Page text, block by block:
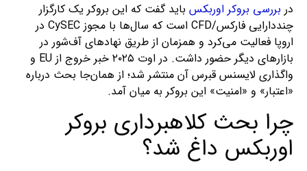
در بررسی بروکر اوربکس باید گفت که این بروکر یک کارگزار
چنددارایی فارکس/CFD است که سال‌ها با مجوز CySEC در
اروپا فعالیت می‌کرد و همزمان از طریق نهادهای آف‌شور در
بازارهای دیگر حضور داشت. در اوت ۲۰۲۵ خبر خروج از EU و
واگذاری لایسنس قبرس آن منتشر شد؛ از همان‌جا بحث درباره
«اعتبار» و «امنیت» این بروکر به میان آمد.
چرا بحث کلاهبرداری بروکر
اوربکس داغ شد؟